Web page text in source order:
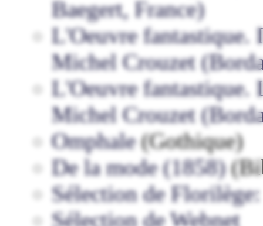
Baegert, France)
L'Oeuvre fantastique.
Michel Crouzet
L'Oeuvre fantastique.
Michel Crouzet
Omphale(Gothique)
De la mode (1858)
Sélection de
Sélection de Webnet